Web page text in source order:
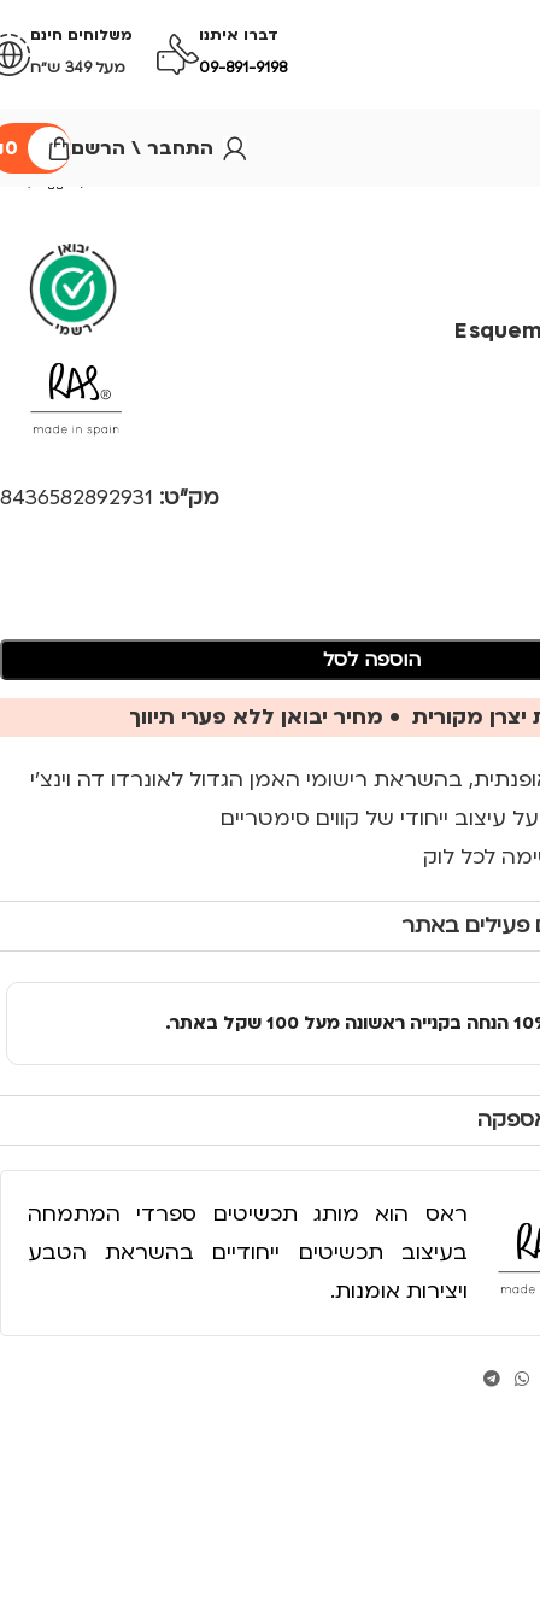
דברו איתנו
09-891-9198
משלוחים חינם
מעל 349 ש״ח
התחבר \ הרשם 0
מק"ט: 8436582892931
הוספה לסל
מקורית • מחיר יבואן ללא פערי תיווך
בהשראת רישומי האמן הגדול לאונרדו דה וינצ'י
ייחודי של קווים סימטריים
לכל לוק
פעילים באתר
ראס הוא מותג תכשיטים ספרדי המתמחה
בעיצוב תכשיטים ייחודיים בהשראת הטבע
ויצירות אומנות.